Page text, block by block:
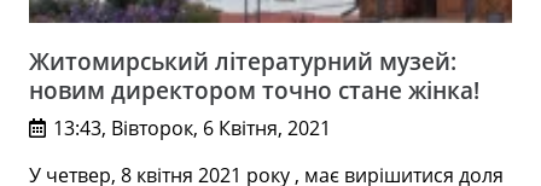
Житомирський літературний музей:
новим директором точно стане жінка!
13:43, Вівторок, 6 Квітня, 2021
У четвер, 8 квітня 2021 року , має вирішитися доля